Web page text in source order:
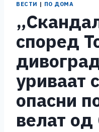
ВЕСТИ | ПО ДОМА
според
уриваат
опасни
велат